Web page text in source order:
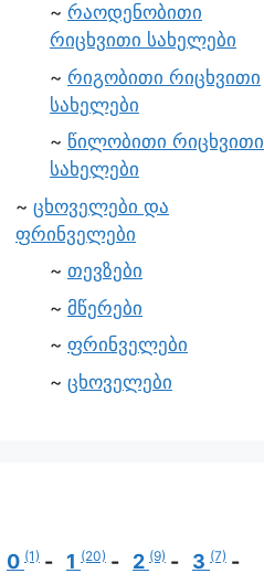
რაოდენობითი
რიცხვითი სახელები
რიგობითი რიცხვითი
სახელები
წილობითი რიცხვითი
სახელები
ცხოველები და
ფრინველები
თევზები
მწერები
ფრინველები
ცხოველები
0 (1) 1 (20) 2 (9) 3 (7)